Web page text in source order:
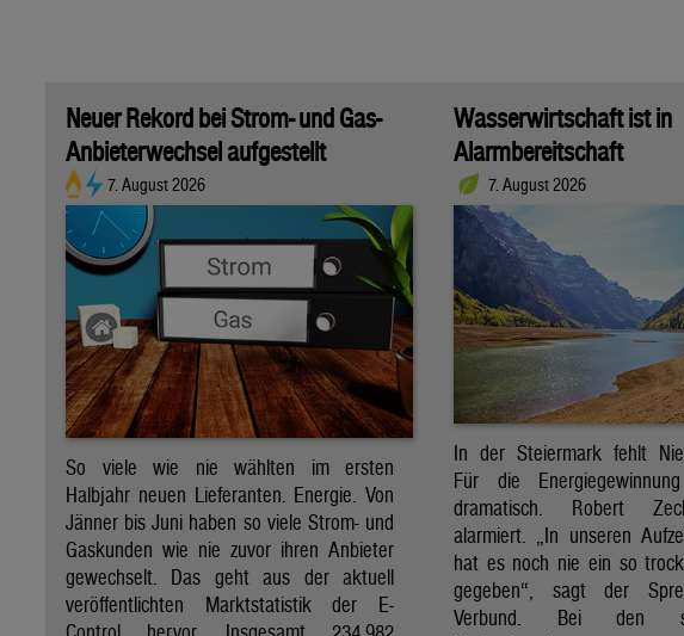
Neuer Rekord bei Strom- und Gas-
Anbieterwechsel aufgestellt
7. August 2026
So viele wie nie wählten im ersten
Halbjahr neuen Lieferanten. Energie. Von
Jänner bis Juni haben so viele Strom- und
Gaskunden wie nie zuvor ihren Anbieter
gewechselt. Das geht aus der aktuell
veröffentlichten Marktstatistik der E-
Wasserwirtschaft ist in
Alarmbereitschaft
7. August 2026
In der Steiermark fehlt
Für die
dramatisch. Robert
alarmiert. „In unseren
hat es noch nie ein so
gegeben“, sagt der
Verbund. Bei den